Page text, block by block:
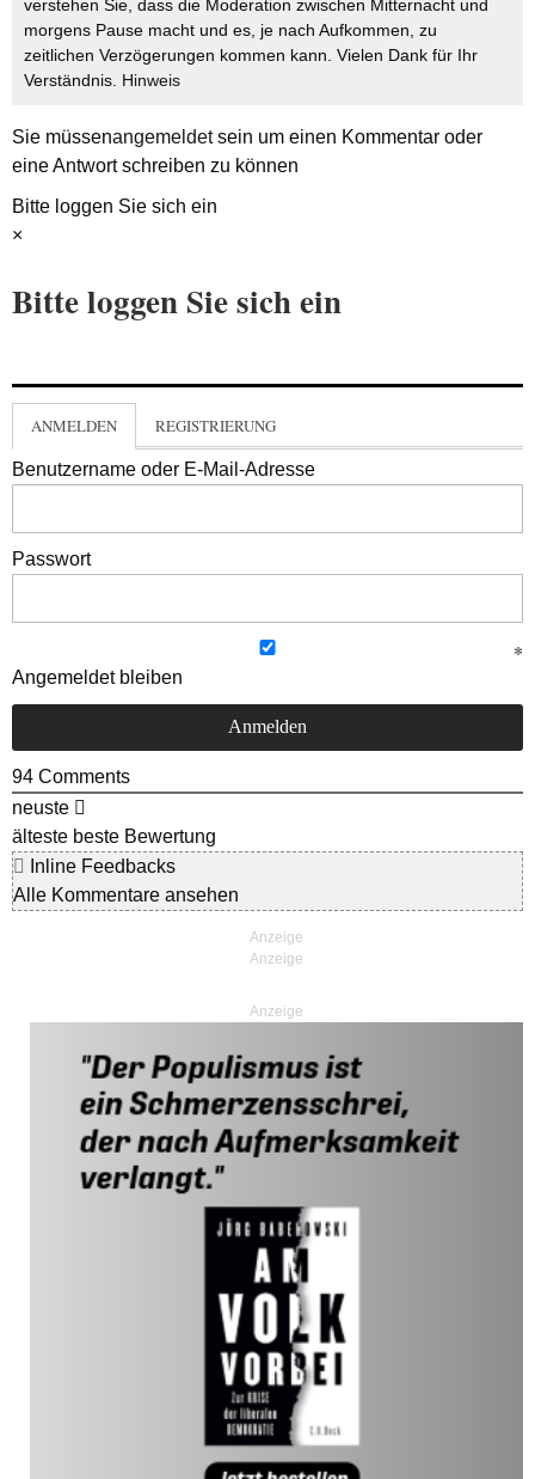
verstehen Sie, dass die Moderation zwischen Mitternacht und
morgens Pause macht und es, je nach Aufkommen, zu
zeitlichen Verzögerungen kommen kann. Vielen Dank für Ihr
Verständnis. Hinweis
Sie müssenangemeldetsein um einen Kommentar oder
eine Antwort schreiben zu können
Bitte loggen Sie sich ein
×
Bitte loggen Sie sich ein
ANMELDEN REGISTRIERUNG
Benutzername oder E-Mail-Adresse
Passwort
Angemeldet bleiben
94 Comments
neuste
älteste beste Bewertung
Inline Feedbacks
Alle Kommentare ansehen
Anzeige